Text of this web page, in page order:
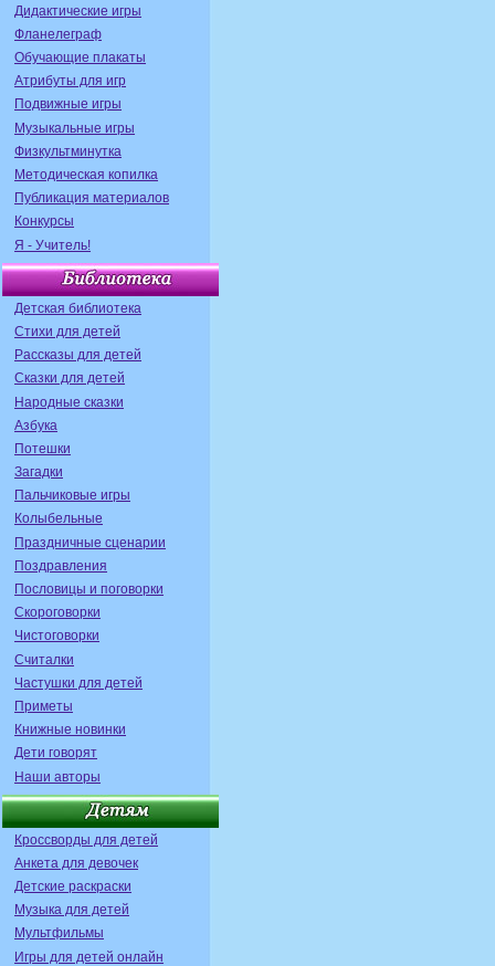
Дидактические игры
Фланелеграф
Обучающие плакаты
Атрибуты для игр
Подвижные игры
Музыкальные игры
Физкультминутка
Методическая копилка
Публикация материалов
Конкурсы
Я - Учитель!
Детская библиотека
Стихи для детей
Рассказы для детей
Сказки для детей
Народные сказки
Азбука
Потешки
Загадки
Пальчиковые игры
Колыбельные
Праздничные сценарии
Поздравления
Пословицы и поговорки
Скороговорки
Чистоговорки
Считалки
Частушки для детей
Приметы
Книжные новинки
Дети говорят
Наши авторы
Кроссворды для детей
Анкета для девочек
Детские раскраски
Музыка для детей
Мультфильмы
Игры для детей онлайн